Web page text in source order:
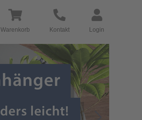
Warenkorb Kontakt Login